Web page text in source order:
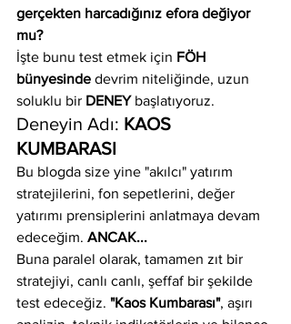
gerçekten harcadığınız efora değiyor
mu?
İşte bunu test etmek için FÖH
bünyesinde devrim niteliğinde, uzun
soluklu bir DENEY başlatıyoruz.
Deneyin Adı: KAOS
KUMBARASI
Bu blogda size yine "akılcı" yatırım
stratejilerini, fon sepetlerini, değer
yatırımı prensiplerini anlatmaya devam
edeceğim. ANCAK...
Buna paralel olarak, tamamen zıt bir
stratejiyi, canlı canlı, şeffaf bir şekilde
test edeceğiz. "Kaos Kumbarası", aşırı